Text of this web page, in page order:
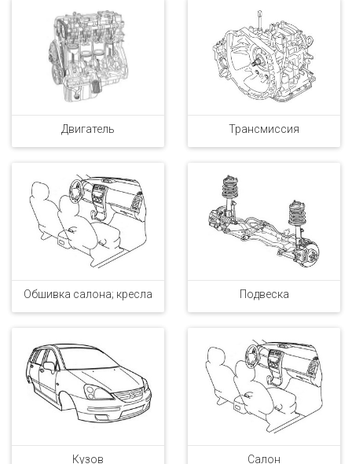
Двигатель Трансмиссия
Обшивка салона; кресла Подвеска
Кузов Салон